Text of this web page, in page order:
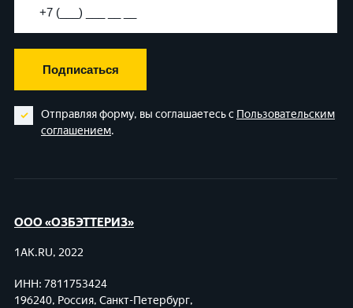
Подписаться
Отправляя форму, вы соглашаетесь с Пользовательским
соглашением.
ООО «ОЗБЭТТЕРИЗ»
1AK.RU, 2022
ИНН: 7811753424
196240, Россия, Санкт-Петербург,